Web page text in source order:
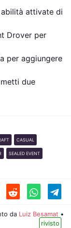
attivate di
Drover per
per aggiungere
due
CASUAL
SEALED EVENT
da Luiz Besamat •
rivisto